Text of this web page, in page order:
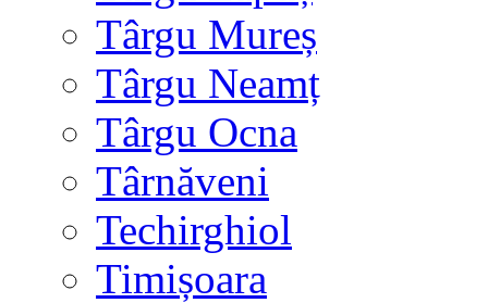
Târgu Mureș
Târgu Neamț
Târgu Ocna
Târnăveni
Techirghiol
Timișoara